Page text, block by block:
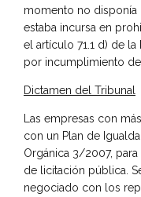
momento no disponía
estaba incursa en
el artículo 71.1 d) de
por incumplimiento
Dictamen del Tribunal
Las empresas con
con un Plan de
Orgánica 3/2007,
de licitación pública.
negociado con los